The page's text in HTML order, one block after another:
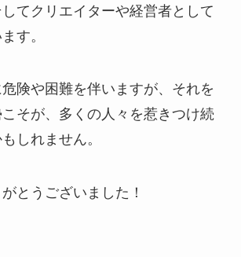
てクリエイターや経営者として
す。
険や困難を伴いますが、それを
そが、多くの人々を惹きつけ続
しれません。
とうございました！